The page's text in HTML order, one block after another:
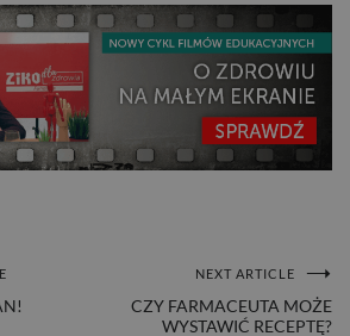
NEXT ARTICLE
CZY FARMACEUTA MOŻE
WYSTAWIĆ RECEPTĘ?